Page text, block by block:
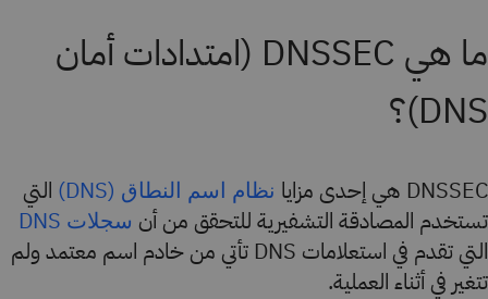
ما هي DNSSEC (امتدادات أمان
DNS)؟
DNSSEC هي إحدى مزايا نظام اسم النطاق (DNS)
التي
تستخدم المصادقة التشفيرية للتحقق من أن سجلات DNS
التي تقدم في استعلامات DNS تأتي من خادم اسم معتمد ولم
تتغير في أثناء العملية.